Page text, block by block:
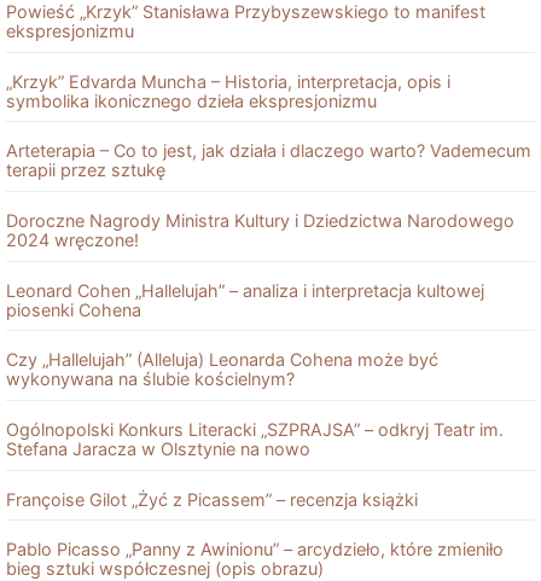
Powieść „Krzyk” Stanisława Przybyszewskiego to manifest
ekspresjonizmu
„Krzyk” Edvarda Muncha – Historia, interpretacja, opis i
symbolika ikonicznego dzieła ekspresjonizmu
Arteterapia – Co to jest, jak działa i dlaczego warto? Vademecum
terapii przez sztukę
Doroczne Nagrody Ministra Kultury i Dziedzictwa Narodowego
2024 wręczone!
Leonard Cohen „Hallelujah” – analiza i interpretacja kultowej
piosenki Cohena
Czy „Hallelujah” (Alleluja) Leonarda Cohena może być
wykonywana na ślubie kościelnym?
Ogólnopolski Konkurs Literacki „SZPRAJSA” – odkryj Teatr im.
Stefana Jaracza w Olsztynie na nowo
Françoise Gilot „Żyć z Picassem” – recenzja książki
Pablo Picasso „Panny z Awinionu” – arcydzieło, które zmieniło
bieg sztuki współczesnej (opis obrazu)